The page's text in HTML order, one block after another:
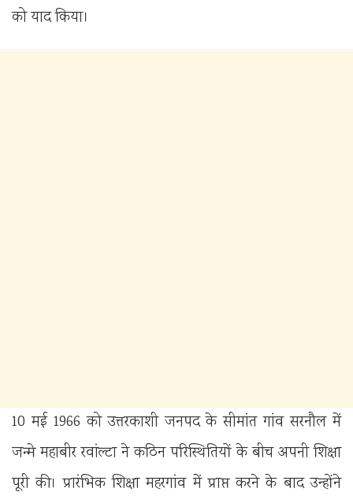
को याद किया।
10 मई 1966 को उत्तरकाशी जनपद के सीमांत गांव सरनौल में
जन्मे महाबीर रवांल्टा ने कठिन परिस्थितियों के बीच अपनी शिक्षा
पूरी की। प्रारंभिक शिक्षा महरगांव में प्राप्त करने के बाद उन्होंने